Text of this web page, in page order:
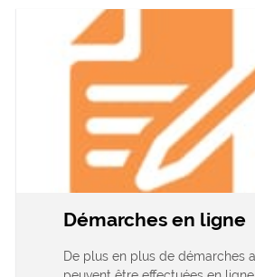
Démarches en ligne
De plus en plus de démarches